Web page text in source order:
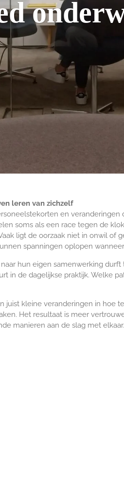
leren van zichzelf
en
soms als een race tegen de
ligt de oorzaak niet in onwil of
spanningen oplopen
hun eigen samenwerking
in de dagelijkse praktijk. Welke
juist kleine veranderingen in hoe
Het resultaat is meer
manieren aan de slag met elkaar.